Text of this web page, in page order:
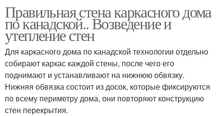
Правильная стена каркасного дома
по канадской.. Возведение и
утепление стен
Для каркасного дома по канадской технологии отдельно
собирают каркас каждой стены, после чего его
поднимают и устанавливают на нижнюю обвязку.
Нижняя обвязка состоит из досок, которые фиксируются
по всему периметру дома, они повторяют конструкцию
стен перекрытия.